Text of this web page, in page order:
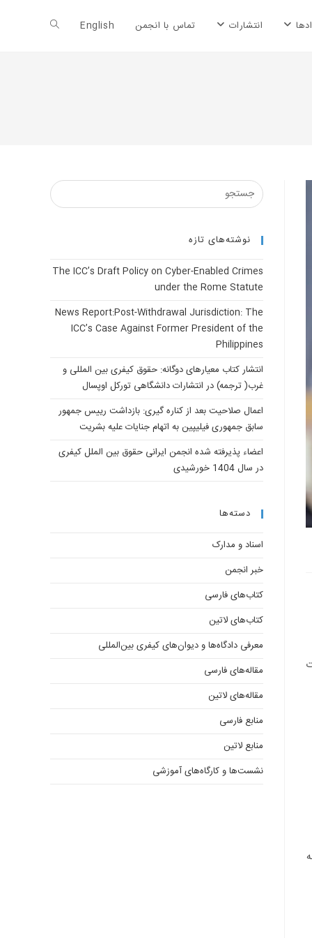
انتشارات تماس با انجمن English
Toggle
نوشته‌های تازه
The ICC’s Draft Policy on Cyber-Enabled Crimes
under the Rome Statute
News Report:Post-Withdrawal Jurisdiction: The
ICC’s Case Against Former President of the
Philippines
انتشار کتاب معیارهای دوگانه: حقوق کیفری بین المللی و
غرب( ترجمه) در انتشارات دانشگاهی تورکل اوپسال
اعمال صلاحیت بعد از کناره گیری: بازداشت رییس جمهور
سابق جمهوری فیلیپین به اتهام جنایات علیه بشریت
اعضاء پذیرفته شده انجمن ایرانی حقوق بین الملل کیفری
در سال 1404 خورشیدی
دسته‌ها
اسناد و مدارک
خبر انجمن
کتاب‌های فارسی
کتاب‌های لاتین
معرفی دادگاه‌ها و دیوان‌های کیفری ‌بین‌المللی
مقاله‌های فارسی
مقاله‌های لاتین
منابع فارسی
منابع لاتین
نشست‌ها و کارگاه‌های آموزشی